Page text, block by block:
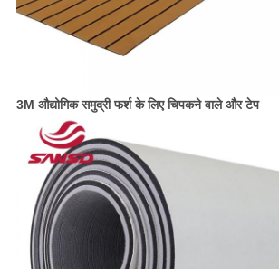
3M औद्योगिक समुद्री फर्श के लिए चिपकने वाले और टेप